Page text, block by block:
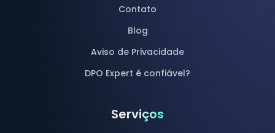
Contato
Blog
Aviso de Privacidade
DPO Expert é confiável?
Serviços